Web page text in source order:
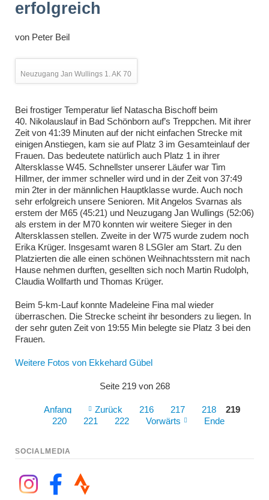
erfolgreich
von Peter Beil
Neuzugang Jan Wullings 1. AK 70
Bei frostiger Temperatur lief Natascha Bischoff beim
40. Nikolauslauf in Bad Schönborn auf’s Treppchen. Mit ihrer
Zeit von 41:39 Minuten auf der nicht einfachen Strecke mit
einigen Anstiegen, kam sie auf Platz 3 im Gesamteinlauf der
Frauen. Das bedeutete natürlich auch Platz 1 in ihrer
Altersklasse W45. Schnellster unserer Läufer war Tim
Hillmer, der immer schneller wird und in der Zeit von 37:49
min 2ter in der männlichen Hauptklasse wurde. Auch noch
sehr erfolgreich unsere Senioren. Mit Angelos Svarnas als
erstem der M65 (45:21) und Neuzugang Jan Wullings (52:06)
als erstem in der M70 konnten wir weitere Sieger in den
Altersklassen stellen. Zweite in der W75 wurde zudem noch
Erika Krüger. Insgesamt waren 8 LSGler am Start. Zu den
Platzierten die alle einen schönen Weihnachtsstern mit nach
Hause nehmen durften, gesellten sich noch Martin Rudolph,
Claudia Wollfarth und Thomas Krüger.
Beim 5-km-Lauf konnte Madeleine Fina mal wieder
überraschen. Die Strecke scheint ihr besonders zu liegen. In
der sehr guten Zeit von 19:55 Min belegte sie Platz 3 bei den
Frauen.
Weitere Fotos von Ekkehard Gübel
Seite 219 von 268
Anfang Zurück 216 217 218
219
220
221 222 Vorwärts Ende
SOCIALMEDIA